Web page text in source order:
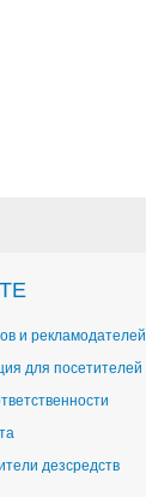
и рекламодателей
для посетителей
дезсредств